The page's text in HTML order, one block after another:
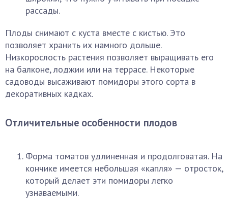
рассады.
Плоды снимают с куста вместе с кистью. Это
позволяет хранить их намного дольше.
Низкорослость растения позволяет выращивать его
на балконе, лоджии или на террасе. Некоторые
садоводы высаживают помидоры этого сорта в
декоративных кадках.
Отличительные особенности плодов
Форма томатов удлиненная и продолговатая. На
кончике имеется небольшая «капля» — отросток,
который делает эти помидоры легко
узнаваемыми.